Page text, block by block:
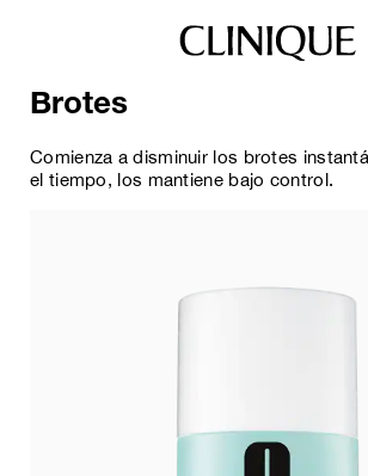
Brotes
Comienza a disminuir los brotes
el tiempo, los mantiene bajo control.